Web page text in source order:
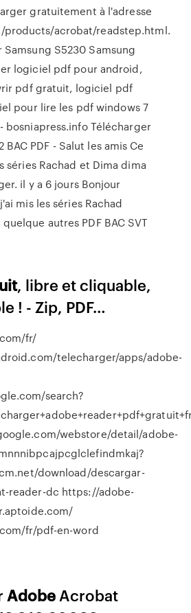
gratuitement à l'adresse
products/acrobat/readstep.html.
S5230 Samsung
logiciel pdf pour android,
pdf gratuit, logiciel pdf
pour lire les pdf windows 7
bosniapress.infoTélécharger
BAC PDF - Salut les amis Ce
séries Rachad et Dima dima
il y a 6 jours Bonjour
mis les séries Rachad
autres PDF BAC SVT
, libre et cliquable,
! - Zip, PDF…
fr/
telecharger/apps/adobe-
search?
webstore/detail/adobe-
download/descargar-
reader-dc https://adobe-
fr/pdf-en-word
Adobe Acrobat